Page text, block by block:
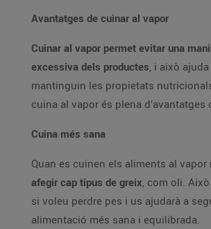
Avantatges de cuinar al vapor
Cuinar al vapor permet evitar una
excessiva dels productes, i això
mantinguin les propietats
cuina al vapor és plena d’avantatges
Cuina més sana
Quan es cuinen els aliments al vapor
afegir cap tipus de greix, com oli.
si voleu perdre pes i us ajudarà a
alimentació més sana i equilibrada.